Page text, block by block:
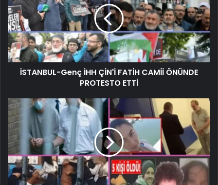
İSTANBUL-Genç İHH ÇİN'İ FATİH CAMİİ ÖNÜNDE
PROTESTO ETTİ